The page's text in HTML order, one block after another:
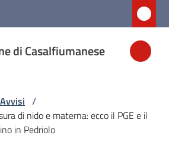
di Casalfiumanese
Avvisi /
di nido e materna: ecco il PGE e il
in Pedriolo